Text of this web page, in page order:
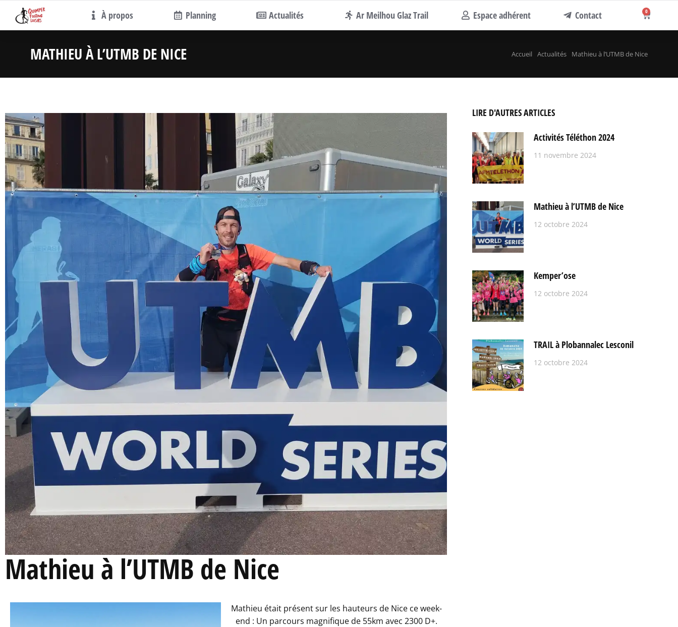
À propos Planning Actualités Ar Meilhou Glaz Trail Espace adhérent Contact 0
MATHIEU À L’UTMB DE NICE Accueil Actualités Mathieu à l’UTMB de Nice
Mathieu à l’UTMB de Nice
Mathieu était présent sur les hauteurs de Nice ce week-
end : Un parcours magnifique de 55km avec 2300 D+.
LIRE D'AUTRES ARTICLES
Activités Téléthon 2024
11 novembre 2024
Mathieu à l’UTMB de Nice
12 octobre 2024
Kemper’ose
12 octobre 2024
TRAIL à Plobannalec Lesconil
12 octobre 2024